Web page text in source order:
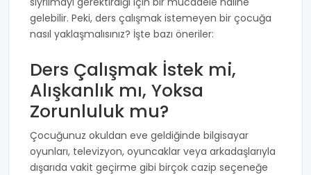
gelebilir. Peki, ders çalışmak istemeyen bir çocuğa
nasıl yaklaşmalısınız? İşte bazı öneriler:
Ders Çalışmak İstek mi,
Alışkanlık mı, Yoksa
Zorunluluk mu?
Çocuğunuz okuldan eve geldiğinde bilgisayar
oyunları, televizyon, oyuncaklar veya arkadaşlarıyla
dışarıda vakit geçirme gibi birçok cazip seçeneğe